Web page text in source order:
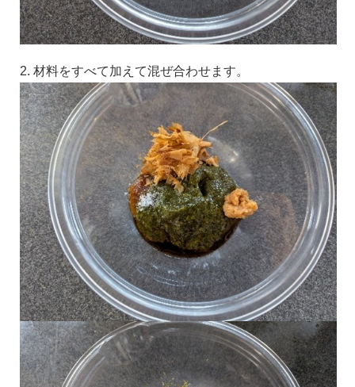
2. 材料をすべて加えて混ぜ合わせます。